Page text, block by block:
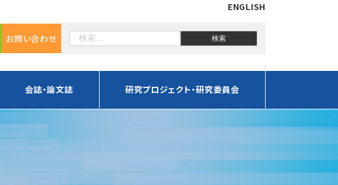
ENGLISH
お問い合わせ
会誌・論文誌 研究プロジェクト・研究委員会